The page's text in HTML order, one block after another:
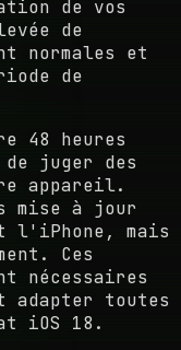
de vos
de
normales et
de
48 heures
juger des
appareil.
mise à jour
l'iPhone, mais
Ces
nécessaires
adapter toutes
iOS 18.